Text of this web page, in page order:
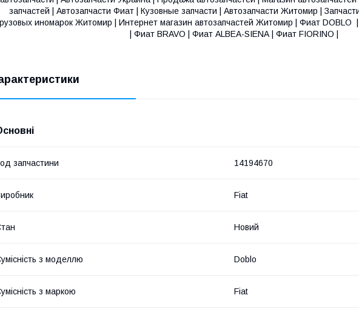
запчастей | Автозапчасти Фиат | Кузовные запчасти | Автозапчасти Житомир |
иномарок Житомир | Интернет магазин автозапчастей Житомир | Фиат
| Фиат BRAVO | Фиат ALBEA-SIENA | Фиат FIORINO |
запчастини 14194670
Fiat
Новий
з моделлю Doblo
з маркою Fiat